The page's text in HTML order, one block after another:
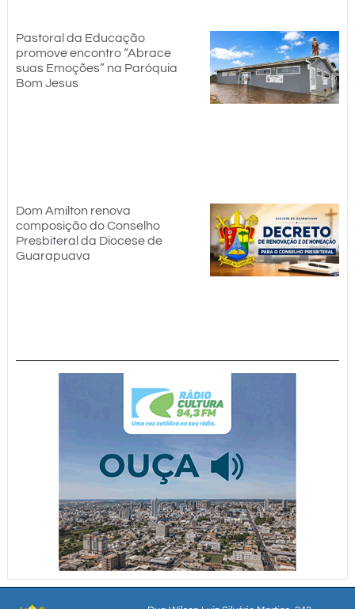
Pastoral da Educação
promove encontro “Abrace
suas Emoções” na Paróquia
Bom Jesus
Dom Amilton renova
composição do Conselho
Presbiteral da Diocese de
Guarapuava